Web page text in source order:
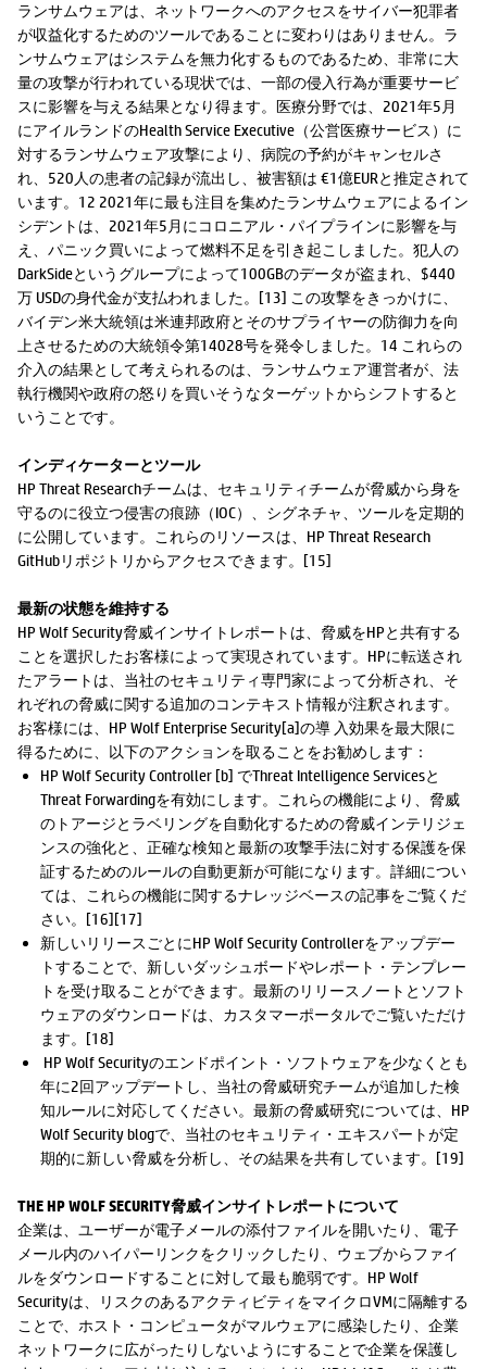
ランサムウェアは、ネットワークへのアクセスをサイバー犯罪者
が収益化するためのツールであることに変わりはありません。ラ
ンサムウェアはシステムを無力化するものであるため、非常に大
量の攻撃が行われている現状では、一部の侵入行為が重要サービ
スに影響を与える結果となり得ます。医療分野では、2021年5月
にアイルランドのHealth Service Executive（公営医療サービス）に
対するランサムウェア攻撃により、病院の予約がキャンセルさ
れ、520人の患者の記録が流出し、被害額は €1億EURと推定されて
います。12 2021年に最も注目を集めたランサムウェアによるイン
シデントは、2021年5月にコロニアル・パイプラインに影響を与
え、パニック買いによって燃料不足を引き起こしました。犯人の
DarkSideというグループによって100GBのデータが盗まれ、$440
万 USDの身代金が支払われました。[13] この攻撃をきっかけに、
バイデン米大統領は米連邦政府とそのサプライヤーの防御力を向
上させるための大統領令第14028号を発令しました。14 これらの
介入の結果として考えられるのは、ランサムウェア運営者が、法
執行機関や政府の怒りを買いそうなターゲットからシフトすると
いうことです。
インディケーターとツール
HP Threat Researchチームは、セキュリティチームが脅威から身を
守るのに役立つ侵害の痕跡（IOC）、シグネチャ、ツールを定期的
に公開しています。これらのリソースは、HP Threat Research
GitHubリポジトリからアクセスできます。[15]
最新の状態を維持する
HP Wolf Security脅威インサイトレポートは、脅威をHPと共有する
ことを選択したお客様によって実現されています。HPに転送され
たアラートは、当社のセキュリティ専門家によって分析され、そ
れぞれの脅威に関する追加のコンテキスト情報が注釈されます。
お客様には、HP Wolf Enterprise Security[a]の導 入効果を最大限に
得るために、以下のアクションを取ることをお勧めします：
HP Wolf Security Controller [b] でThreat Intelligence Servicesと
Threat Forwardingを有効にします。これらの機能により、脅威
のトアージとラベリングを自動化するための脅威インテリジェ
ンスの強化と、正確な検知と最新の攻撃手法に対する保護を保
証するためのルールの自動更新が可能になります。詳細につい
ては、これらの機能に関するナレッジベースの記事をご覧くだ
さい。[16][17]
新しいリリースごとにHP Wolf Security Controllerをアップデー
トすることで、新しいダッシュボードやレポート・テンプレー
トを受け取ることができます。最新のリリースノートとソフト
ウェアのダウンロードは、カスタマーポータルでご覧いただけ
ます。[18]
HP Wolf Securityのエンドポイント・ソフトウェアを少なくとも
年に2回アップデートし、当社の脅威研究チームが追加した検
知ルールに対応してください。最新の脅威研究については、HP
Wolf Security blogで、当社のセキュリティ・エキスパートが定
期的に新しい脅威を分析し、その結果を共有しています。[19]
THE HP WOLF SECURITY脅威インサイトレポートについて
企業は、ユーザーが電子メールの添付ファイルを開いたり、電子
メール内のハイパーリンクをクリックしたり、ウェブからファイ
ルをダウンロードすることに対して最も脆弱です。HP Wolf
Securityは、リスクのあるアクティビティをマイクロVMに隔離する
ことで、ホスト・コンピュータがマルウェアに感染したり、企業
ネットワークに広がったりしないようにすることで企業を保護し